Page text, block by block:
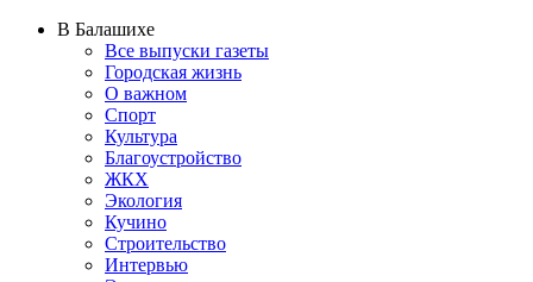
В Балашихе
Все выпуски газеты
Городская жизнь
О важном
Спорт
Культура
Благоустройство
ЖКХ
Экология
Кучино
Строительство
Интервью